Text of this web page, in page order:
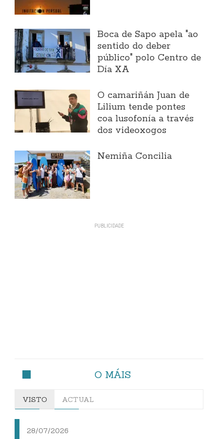
Boca de Sapo apela "ao
sentido do deber
público" polo Centro de
Día XA
O camariñán Juan de
Lilium tende pontes
coa lusofonía a través
dos videoxogos
Nemiña Concilia
O MÁIS
VISTO ACTUAL
28/07/2026